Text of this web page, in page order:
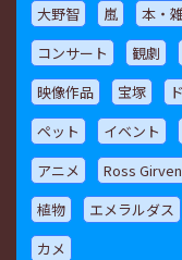
大野智 嵐 本・
コンサート
観劇
映像作品
宝塚
ペット
イベント
アニメ
Ross Girven
植物
エメラルダス
カメ